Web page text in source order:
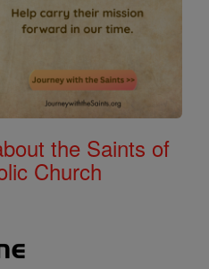
the Saints of
Church